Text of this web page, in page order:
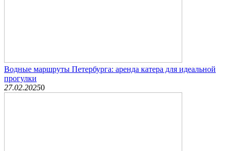
Водные маршруты Петербурга: аренда катера для идеальной
прогулки
27.02.20250